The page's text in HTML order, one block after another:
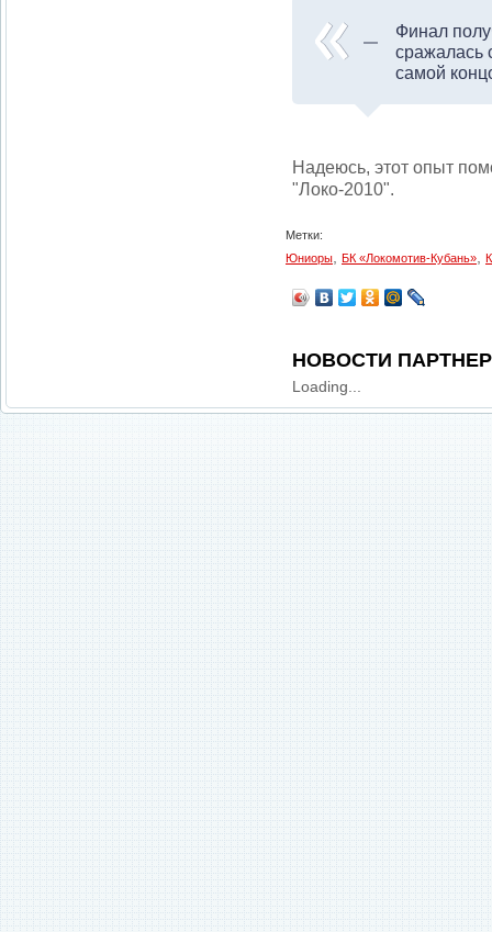
Финал
сражалась
самой
Надеюсь, этот опыт
"Локо-2010".
Метки:
Юниоры, БК «Локомотив-Кубань»,
НОВОСТИ
Loading...